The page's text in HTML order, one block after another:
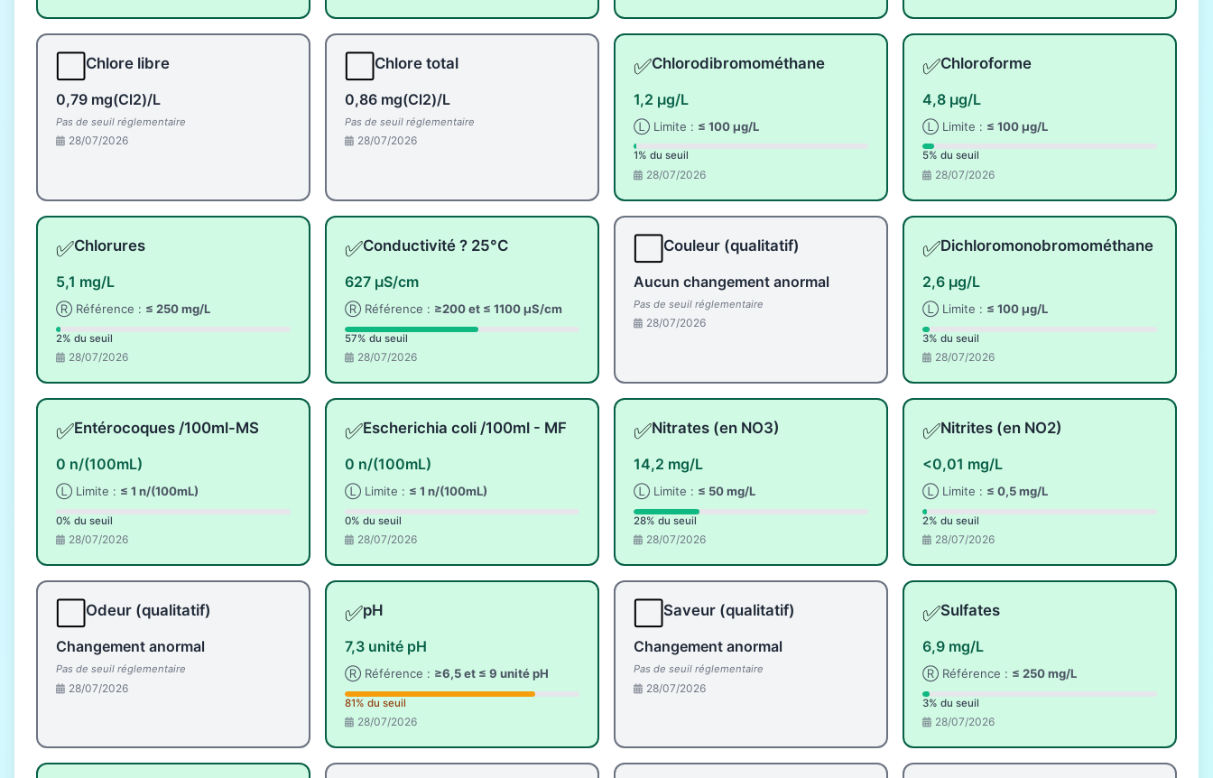
Chlore libre
0,79 mg(Cl2)/L
Pas de seuil réglementaire
28/07/2026
Chlore total
0,86 mg(Cl2)/L
Pas de seuil réglementaire
28/07/2026
✅Chlorodibromométhane
1,2 µg/L
Ⓛ Limite : ≤ 100 µg/L
1% du seuil
28/07/2026
✅Chloroforme
4,8 µg/L
Ⓛ Limite : ≤ 100 µg/L
5% du seuil
28/07/2026
✅Chlorures
5,1 mg/L
Ⓡ Référence : ≤ 250 mg/L
2% du seuil
28/07/2026
✅Conductivité ? 25°C
627 µS/cm
Ⓡ Référence : ≥200 et ≤ 1100 µS/cm
57% du seuil
28/07/2026
Couleur (qualitatif)
Aucun changement anormal
Pas de seuil réglementaire
28/07/2026
✅Dichloromonobromométhane
2,6 µg/L
Ⓛ Limite : ≤ 100 µg/L
3% du seuil
28/07/2026
✅Entérocoques /100ml-MS
0 n/(100mL)
Ⓛ Limite : ≤ 1 n/(100mL)
0% du seuil
28/07/2026
✅Escherichia coli /100ml - MF
0 n/(100mL)
Ⓛ Limite : ≤ 1 n/(100mL)
0% du seuil
28/07/2026
✅Nitrates (en NO3)
14,2 mg/L
Ⓛ Limite : ≤ 50 mg/L
28% du seuil
28/07/2026
✅Nitrites (en NO2)
<0,01 mg/L
Ⓛ Limite : ≤ 0,5 mg/L
2% du seuil
28/07/2026
Odeur (qualitatif)
Changement anormal
Pas de seuil réglementaire
28/07/2026
✅pH
7,3 unité pH
Ⓡ Référence : ≥6,5 et ≤ 9 unité pH
81% du seuil
28/07/2026
Saveur (qualitatif)
Changement anormal
Pas de seuil réglementaire
28/07/2026
✅Sulfates
6,9 mg/L
Ⓡ Référence : ≤ 250 mg/L
3% du seuil
28/07/2026